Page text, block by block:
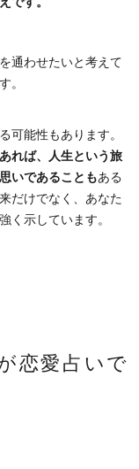
通わせたいと考えて
。
可能性もあります。
れば、人生という旅
いであることもある
だけでなく、あなた
く示しています。
恋愛占いで